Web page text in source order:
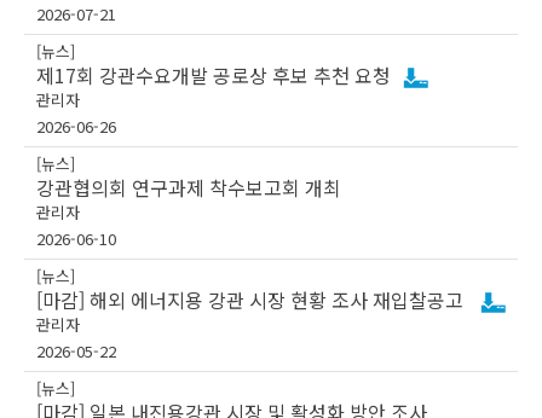
2026-07-21
[뉴스]
제17회 강관수요개발 공로상 후보 추천 요청
관리자
2026-06-26
[뉴스]
강관협의회 연구과제 착수보고회 개최
관리자
2026-06-10
[뉴스]
[마감] 해외 에너지용 강관 시장 현황 조사 재입찰공고
관리자
2026-05-22
[뉴스]
[마감] 일본 내진용강관 시장 및 활성화 방안 조사